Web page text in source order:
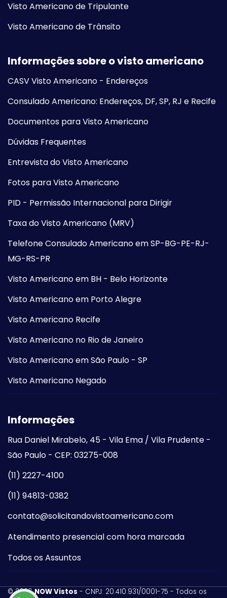
Visto Americano de Tripulante
Visto Americano de Trânsito
Informações sobre o visto americano
CASV Visto Americano - Endereços
Consulado Americano: Endereços, DF, SP, RJ e Recife
Documentos para Visto Americano
Dúvidas Frequentes
Entrevista do Visto Americano
Fotos para Visto Americano
PID - Permissão Internacional para Dirigir
Taxa do Visto Americano (MRV)
Telefone Consulado Americano em SP-BG-PE-RJ-
MG-RS-PR
Visto Americano em BH - Belo Horizonte
Visto Americano em Porto Alegre
Visto Americano Recife
Visto Americano no Rio de Janeiro
Visto Americano em São Paulo - SP
Visto Americano Negado
Informações
Rua Daniel Mirabelo, 45 - Vila Ema / Vila Prudente -
São Paulo - CEP: 03275-008
(11) 2227-4100
(11) 94813-0382
contato@solicitandovistoamericano.com
Atendimento presencial com hora marcada
Todos os Assuntos
©2026 NOW Vistos - CNPJ: 20.410.931/0001-75 - Todos os